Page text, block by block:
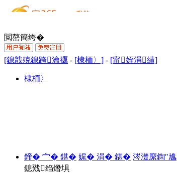
閲嶅簡绔�
[鎴戠殑鎴跨瀹禲 - [棣栭〉] - [甯姪涓績]
棣栭〉
鍗� 宀� 鍖� 娓� 涓� 鍖� 涔濋緳鍧″尯
鎴戣绉熸埧